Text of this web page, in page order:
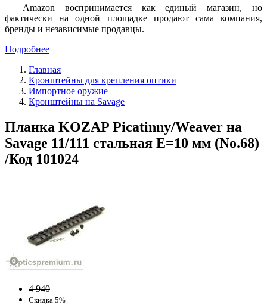
Amazon воспринимается как единый магазин, но
фактически на одной площадке продают сама компания,
бренды и независимые продавцы.
Подробнее
Главная
Кронштейны для крепления оптики
Импортное оружие
Кронштейны на Savage
Планка KOZAP Picatinny/Weaver на
Savage 11/111 стальная E=10 мм (No.68)
/Код 101024
4 940
Скидка 5%